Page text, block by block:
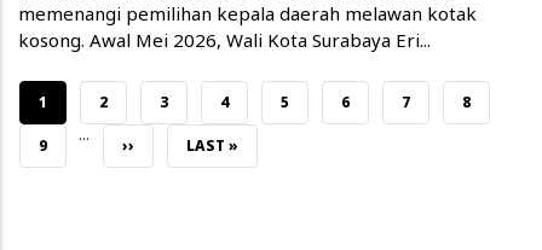
memenangi pemilihan kepala daerah melawan kotak
kosong. Awal Mei 2026, Wali Kota Surabaya Eri...
CURRENT PAGE
1 PAGE
2 PAGE
3 PAGE
4 PAGE
5 PAGE
6 PAGE
7 PAGE
8
PAGE
9
… NEXT PAGE
›› LAST PAGE
LAST »